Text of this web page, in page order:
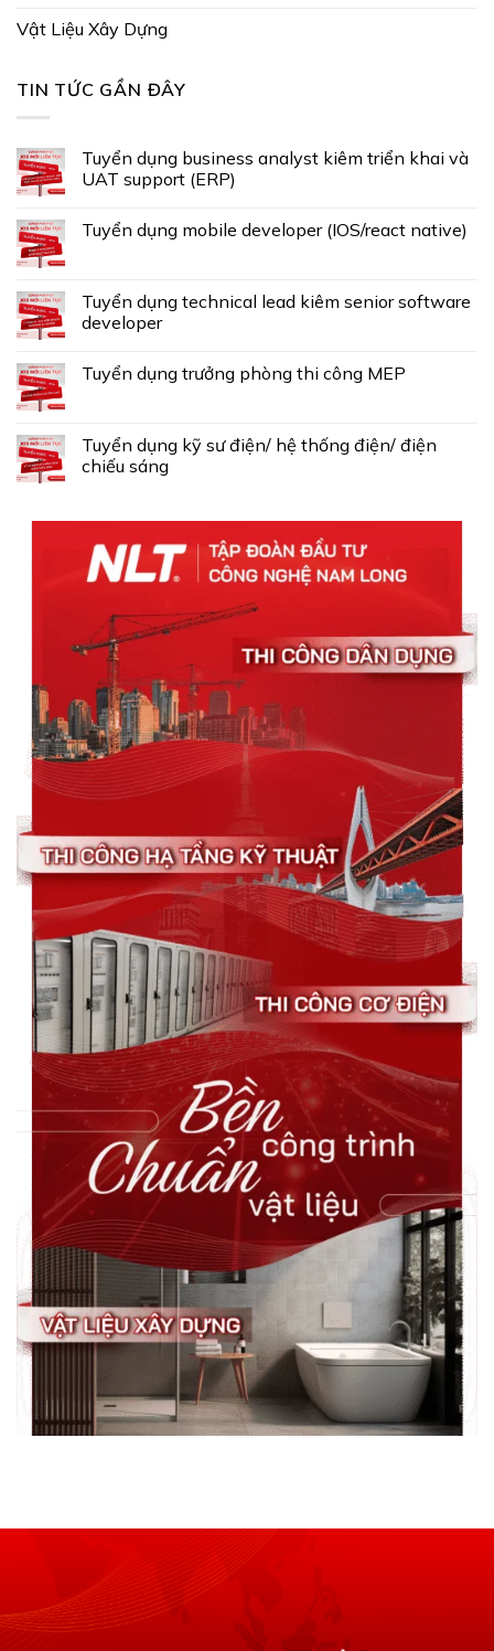
Vật Liệu Xây Dựng
TIN TỨC GẦN ĐÂY
Tuyển dụng business analyst kiêm triển khai và
UAT support (ERP)
Tuyển dụng mobile developer (IOS/react native)
Tuyển dụng technical lead kiêm senior software
developer
Tuyển dụng trưởng phòng thi công MEP
Tuyển dụng kỹ sư điện/ hệ thống điện/ điện
chiếu sáng